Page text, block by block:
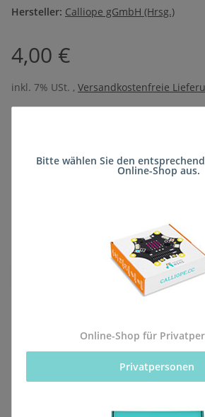
Hersteller: Calliope gGmbH (Hrsg.)
4,00 €
inkl. 7% USt. , Versandkostenfreie
Lieferzeit:ca. 5 Wochen(DE - kein
Beschreibung
Alle Bestellungen für dieses Produkt
die Schule (Augustiner-Realschule
Bitte wählen Sie den
Online-Shop aus.
Online-Shop für
Privatpersonen